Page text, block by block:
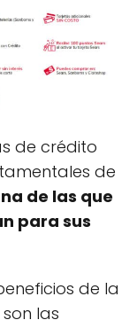
de crédito
de
de las que
para sus
de la
las